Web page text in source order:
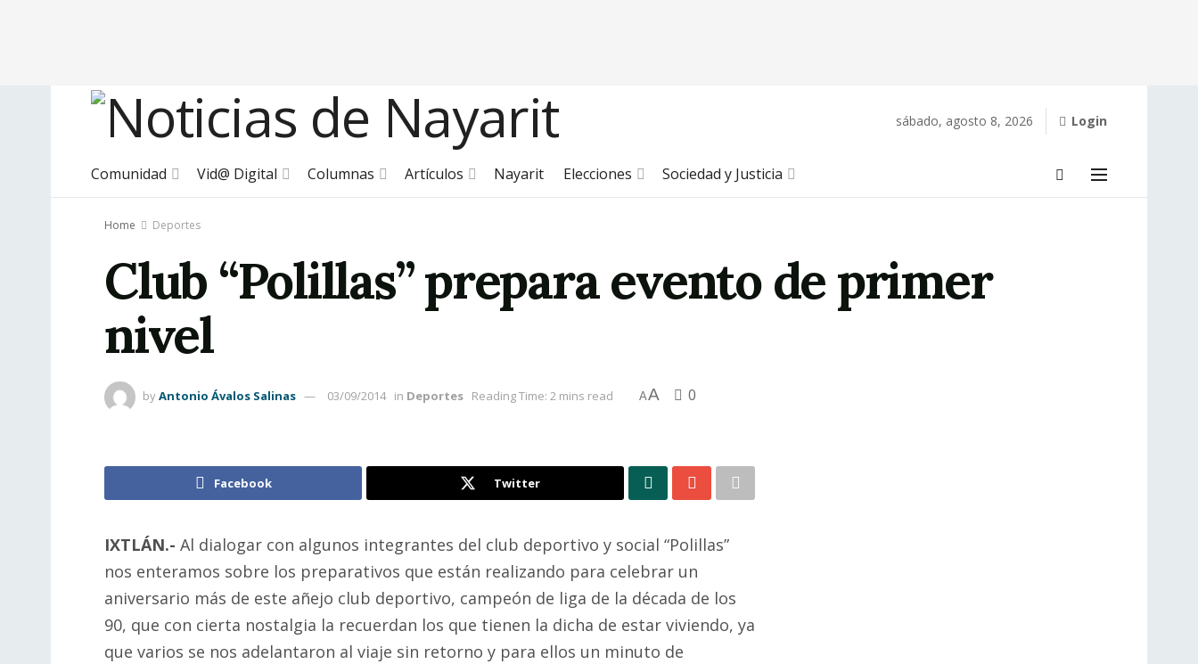
sábado, agosto 8, 2026 Login
Comunidad Vid@ Digital Columnas Artículos Nayarit Elecciones Sociedad y Justicia
Home Deportes
Club “Polillas” prepara evento de primer
nivel
byAntonio Ávalos Salinas 03/09/2014 in Deportes Reading Time: 2 mins read AA 0
Facebook Twitter
IXTLÁN.- Al dialogar con algunos integrantes del club deportivo y social “Polillas”
nos enteramos sobre los preparativos que están realizando para celebrar un
aniversario más de este añejo club deportivo, campeón de liga de la década de los
90, que con cierta nostalgia la recuerdan los que tienen la dicha de estar viviendo, ya
que varios se nos adelantaron al viaje sin retorno y para ellos un minuto de